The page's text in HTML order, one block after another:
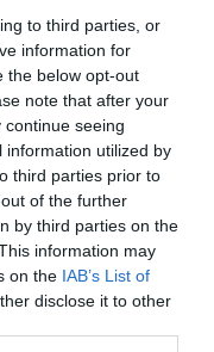
to third parties, or
information for
the below opt-out
note that after your
seeing
information utilized by
third parties prior to
of the further
by third parties on the
information may
on the IAB’s List of
disclose it to other
uniós
és mindenkorra
az ország is két és
köszönhetően
állapotából, és
kezdett, épül,
okos és
jövőt úgy képzeljük el,
vállalkozók magyar